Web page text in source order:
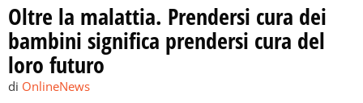
Oltre la malattia. Prendersi cura dei
bambini significa prendersi cura del
loro futuro
di OnlineNews